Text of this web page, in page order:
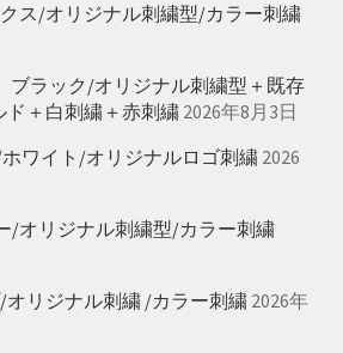
ス/オリジナル刺繍型/カラー刺繍
ブラック/オリジナル刺繍型＋既存
＋白刺繍＋赤刺繍 2026年8月3日
ホワイト/オリジナルロゴ刺繍 2026
/オリジナル刺繍型/カラー刺繍
リジナル刺繍 /カラー刺繍 2026年